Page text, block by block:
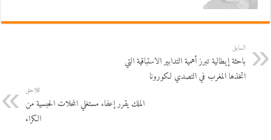
السابق
باحثة إيطالية تبرز أهمية التدابير الاستباقية التي
اتخذها المغرب في التصدي لكورونا
اللاحق
الملك يقرر إعفاء مستغلي المحلات الحبسية من
الكراء